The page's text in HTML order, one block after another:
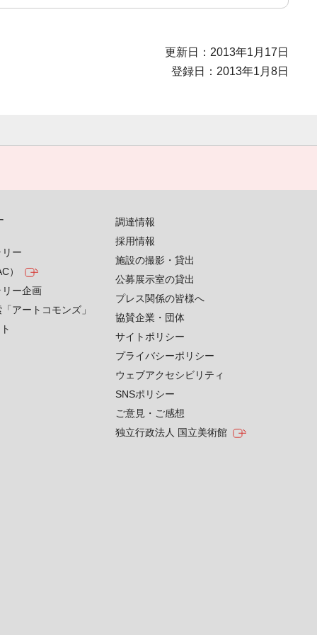
更新日：2013年1月17日
登録日：2013年1月8日
ー
）
ー企画
アートコモンズ」
調達情報
採用情報
施設の撮影・貸出
公募展示室の貸出
プレス関係の皆様へ
協賛企業・団体
サイトポリシー
プライバシーポリシー
ウェブアクセシビリティ
SNSポリシー
ご意見・ご感想
独立行政法人 国立美術館